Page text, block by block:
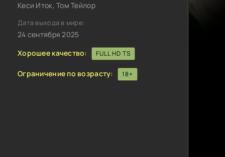
Кеси Иток, Том Тейлор
Дата выхода в мире:
24 сентября 2025
Хорошее качество:
FULL HD TS
Ограничение по возрасту: 18+